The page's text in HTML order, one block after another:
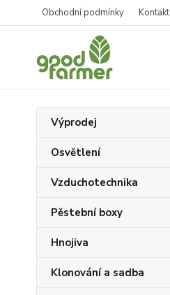
Obchodní podmínky Kontakt
Výprodej
Osvětlení
Vzduchotechnika
Pěstební boxy
Hnojiva
Klonování a sadba